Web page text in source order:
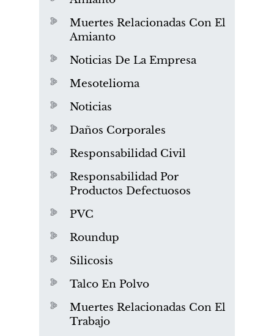
Muertes Relacionadas Con El
Amianto
Noticias De La Empresa
Mesotelioma
Noticias
Daños Corporales
Responsabilidad Civil
Responsabilidad Por
Productos Defectuosos
PVC
Roundup
Silicosis
Talco En Polvo
Muertes Relacionadas Con El
Trabajo